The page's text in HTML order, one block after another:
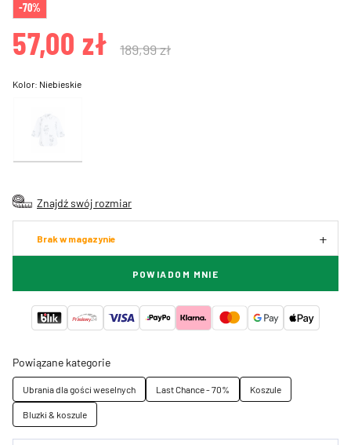
-70%
57,00 zł 189,99 zł
Kolor: Niebieskie
Znajdź swój rozmiar
Brak w magazynie
POWIADOM MNIE
Powiązane kategorie
Ubrania dla gości weselnych Last Chance - 70%
Koszule
Bluzki & koszule